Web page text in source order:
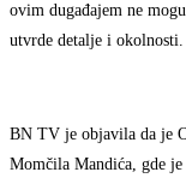
ovim dugađajem ne
utvrde detalje i okolnosti.
BN TV je objavila da je
Momčila Mandića, gde